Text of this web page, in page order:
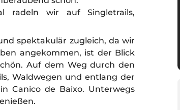
radeln wir auf Singletrails,
spektakulär zugleich, da wir
angekommen, ist der Blick
Auf dem Weg durch den
Waldwegen und entlang der
Canico de Baixo. Unterwegs